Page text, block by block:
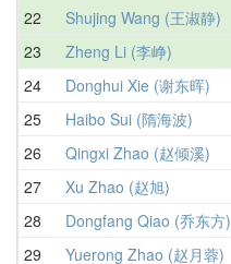
22 Shujing Wang (王淑静)
23 Zheng Li (李峥)
24 Donghui Xie (谢东晖)
25 Haibo Sui (隋海波)
26 Qingxi Zhao (赵倾溪)
27 Xu Zhao (赵旭)
28 Dongfang Qiao (乔东方)
29 Yuerong Zhao (赵月蓉)